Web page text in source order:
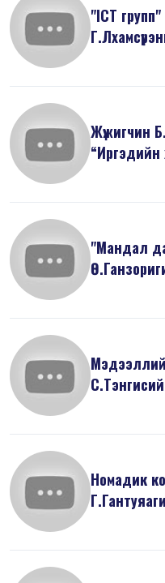
"ICT
Жүжигчин
“Иргэдийн
"Мандал
Номадик